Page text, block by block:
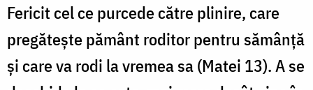
Fericit cel ce purcede către plinire, care
pregăteşte pământ roditor pentru sămânţă
şi care va rodi la vremea sa (Matei 13). A se